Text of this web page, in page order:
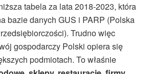
tabela za lata 2018-2023, która
bazie danych GUS i PARP (Polska
Trudno więc
gospodarczy Polski opiera się
podmiotach. To właśnie